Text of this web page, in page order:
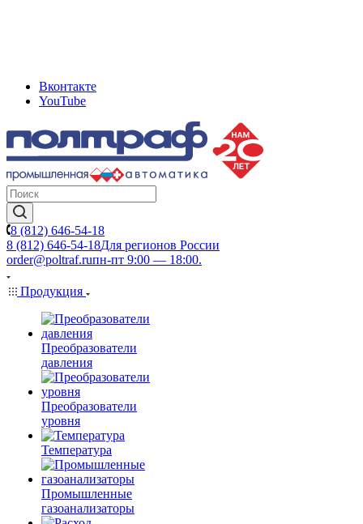
Вконтакте
YouTube
8 (812) 646-54-18
8 (812) 646-54-18Для регионов России
order@poltraf.ruпн-пт 9:00 — 18:00.
Продукция
Преобразователи
давления
Преобразователи
уровня
Температура
Промышленные
газоанализаторы